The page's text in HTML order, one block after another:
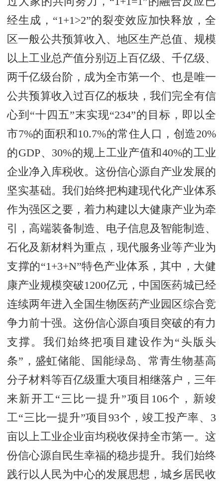
经生成，“1+1>2”的裂变效应加快释放，全
区一般公共预算收入、地区生产总值、规模
以上工业总产值分别迈上百亿级、千亿级、
两千亿级台阶，成为全市第一个、也是唯一
公共预算收入过百亿的板块，我们完全有信
心到“十四五”末实现“234”的目标，即以全
市7%的面积和10.7%的常住人口，创造20%
的GDP、30%的规上工业产值和40%的工业
企业净入库税收。这份信心源自产业发展的
坚实基础。我们始终把构建现代化产业体系
作为强区之要，着力构建以大健康产业为牵
引，高端装备制造、电子信息及智能制造、
石化及新材料为重点，现代服务业等产业为
支撑的“1+3+N”特色产业体系，其中，大健
康产业规模突破1200亿元，中国医药城已经
连续两年进入全国生物医药产业园区综合竞
争力前十强。这份信心源自项目突破的有力
支撑。我们始终把项目建设作为“头版头
条”，盛虹储能、国能绿岛、常青生物基高
分子材料等百亿级重大项目相继落户，三年
来新开工“三比一提升”项目106个，新竣
工“三比一提升”项目93个，竣工投产率、3
亩以上工业企业亩均税收保持全市第一。这
份信心源自民生幸福的稳步提升。我们始终
践行以人民为中心的发展思想，城乡居民收